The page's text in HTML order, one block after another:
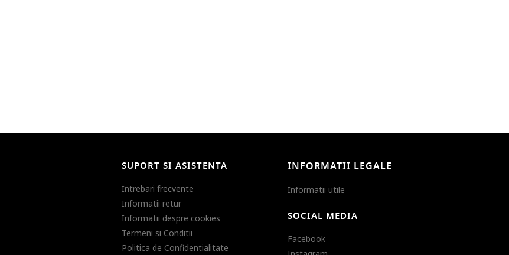
SUPORT SI ASISTENTA
Intrebari frecvente
Informatii retur
Informatii despre cookies
Termeni si Conditii
Politica de Confidentialitate
INFORMATII LEGALE
Informatii utile
SOCIAL MEDIA
Facebook